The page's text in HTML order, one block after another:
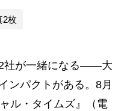
2枚
社が一緒になる――大
ンパクトがある。8月
ル・タイムズ』（電